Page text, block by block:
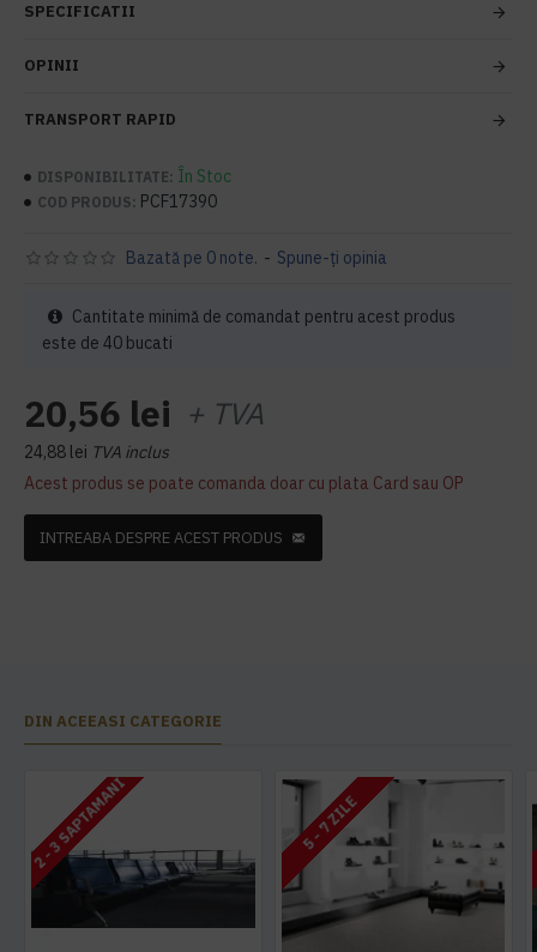
SPECIFICATII
OPINII
TRANSPORT RAPID
DISPONIBILITATE: În Stoc
COD PRODUS: PCF17390
Bazată pe 0 note. - Spune-ţi opinia
20,56 lei + TVA
24,88 lei TVA inclus
Acest produs se poate comanda doar cu plata Card sau OP
Cantitate minimă de comandat pentru acest produs
este de 40 bucati
INTREABA DESPRE ACEST PRODUS
DIN ACEEASI CATEGORIE
2 - 3 SAPTAMANI 5 - 7 ZILE